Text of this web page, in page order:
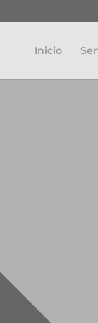
Inicio